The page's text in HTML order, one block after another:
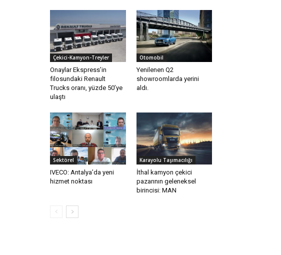
Çekici-Kamyon-Treyler
Onaylar Ekspress’in
filosundaki Renault
Trucks oranı, yüzde 50’ye
ulaştı
Otomobil
Yenilenen Q2
showroomlarda yerini
aldı.
Sektörel
IVECO: Antalya’da yeni
hizmet noktası
Karayolu Taşımacılığı
İthal kamyon çekici
pazarının geleneksel
birincisi: MAN